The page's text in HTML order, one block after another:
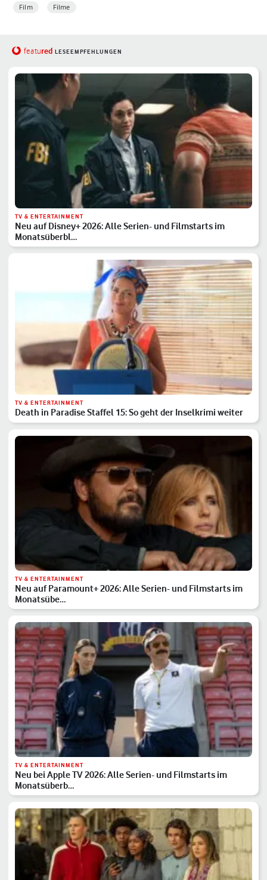
Film Filme
featured LESEEMPFEHLUNGEN
TV & ENTERTAINMENT
Neu auf Disney+ 2026: Alle Serien- und Filmstarts im
Monatsüberbl…
TV & ENTERTAINMENT
Death in Paradise Staffel 15: So geht der Inselkrimi weiter
TV & ENTERTAINMENT
Neu auf Paramount+ 2026: Alle Serien- und Filmstarts im
Monatsübe…
TV & ENTERTAINMENT
Neu bei Apple TV 2026: Alle Serien- und Filmstarts im
Monatsüberb…